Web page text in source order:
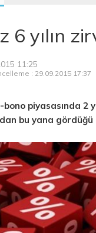
6 yılın
11:25
: 29.09.2015 17:37
bono piyasasında 2
bu yana gördüğü